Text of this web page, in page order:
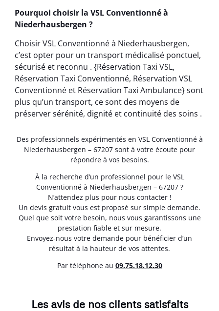
Pourquoi choisir la VSL Conventionné à
Niederhausbergen ?
Choisir VSL Conventionné à Niederhausbergen,
c’est opter pour un transport médicalisé ponctuel,
sécurisé et reconnu . {Réservation Taxi VSL,
Réservation Taxi Conventionné, Réservation VSL
Conventionné et Réservation Taxi Ambulance} sont
plus qu’un transport, ce sont des moyens de
préserver sérénité, dignité et continuité des soins .
Des professionnels expérimentés en VSL Conventionné à
Niederhausbergen – 67207 sont à votre écoute pour
répondre à vos besoins.
À la recherche d’un professionnel pour le VSL
Conventionné à Niederhausbergen – 67207 ?
N’attendez plus pour nous contacter !
Un devis gratuit vous est proposé sur simple demande.
Quel que soit votre besoin, nous vous garantissons une
prestation fiable et sur mesure.
Envoyez-nous votre demande pour bénéficier d’un
résultat à la hauteur de vos attentes.
Par téléphone au 09.75.18.12.30
Les avis de nos clients satisfaits